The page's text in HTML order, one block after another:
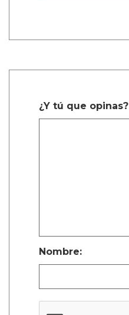
¿Y tú que opinas?
Nombre: